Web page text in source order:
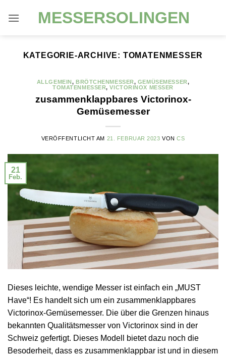
Inhalt
MESSERSOLINGEN
KATEGORIE-ARCHIVE: TOMATENMESSER
ALLGEMEIN, BRÖTCHENMESSER, GEMÜSEMESSER,
TOMATENMESSER,VICTORINOX MESSER
zusammenklappbares Victorinox-
Gemüsemesser
VERÖFFENTLICHT AM 21. FEBRUAR 2023 VONCS
21
Feb.
Dieses leichte, wendige Messer ist einfach ein „MUST
Have“! Es handelt sich um ein zusammenklappbares
Victorinox-Gemüsemesser. Die über die Grenzen hinaus
bekannten Qualitätsmesser von Victorinox sind in der
Schweiz gefertigt. Dieses Modell bietet dazu noch die
Besoderheit, dass es zusammenklappbar ist und in diesem